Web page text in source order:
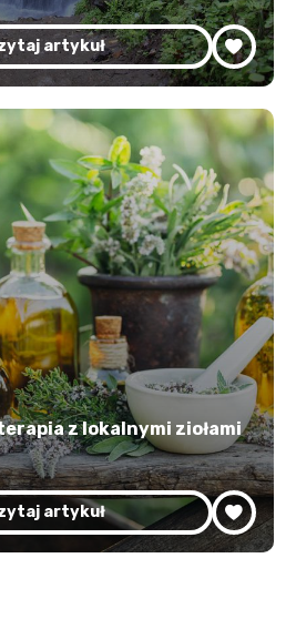
artykuł
z lokalnymi ziołami
artykuł